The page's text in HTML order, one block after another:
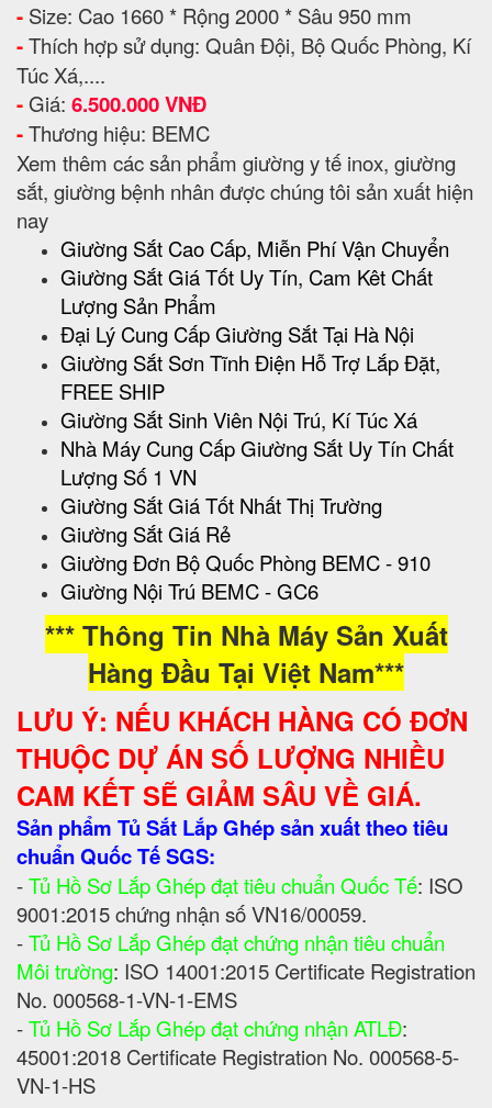
- Size: Cao 1660 * Rộng 2000 * Sâu 950 mm
-Thích hợp sử dụng: Quân Đội, Bộ Quốc Phòng, Kí
Túc Xá,....
- Giá: 6.500.000 VNĐ
-Thương hiệu: BEMC
Xem thêm các sản phẩm giường y tế inox, giường
sắt, giường bệnh nhân được chúng tôi sản xuất hiện
nay
Giường Sắt Cao Cấp, Miễn Phí Vận Chuyển
Giường Sắt Giá Tốt Uy Tín, Cam Kêt Chất
Lượng Sản Phẩm
Đại Lý Cung Cấp Giường Sắt Tại Hà Nội
Giường Sắt Sơn Tĩnh Điện Hỗ Trợ Lắp Đặt,
FREE SHIP
Giường Sắt Sinh Viên Nội Trú, Kí Túc Xá
Nhà Máy Cung Cấp Giường Sắt Uy Tín Chất
Lượng Số 1 VN
Giường Sắt Giá Tốt Nhất Thị Trường
Giường Sắt Giá Rẻ
Giường Đơn Bộ Quốc Phòng BEMC - 910
Giường Nội Trú BEMC - GC6
*** Thông Tin Nhà Máy Sản Xuất
Hàng Đầu Tại Việt Nam***
LƯU Ý: NẾU KHÁCH HÀNG CÓ ĐƠN
THUỘC DỰ ÁN SỐ LƯỢNG NHIỀU
CAM KẾT SẼ GIẢM SÂU VỀ GIÁ.
Sản phẩm Tủ Sắt Lắp Ghép sản xuất theo tiêu
chuẩn Quốc Tế SGS:
-Tủ Hồ Sơ Lắp Ghép đạt tiêu chuẩn Quốc Tế: ISO
9001:2015 chứng nhận số VN16/00059.
-Tủ Hồ Sơ Lắp Ghép đạt chứng nhận tiêu chuẩn
Môi trường: ISO 14001:2015 Certificate Registration
No. 000568-1-VN-1-EMS
-Tủ Hồ Sơ Lắp Ghép đạt chứng nhận ATLĐ:
45001:2018 Certificate Registration No. 000568-5-
VN-1-HS